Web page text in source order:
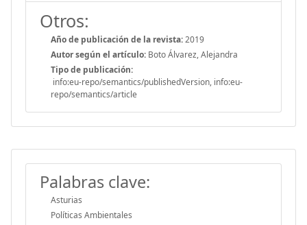
Otros:
Año de publicación de la revista:2019
Autor según el artículo: Boto Álvarez, Alejandra
Tipo de publicación:
info:eu-repo/semantics/publishedVersion, info:eu-
repo/semantics/article
Palabras clave:
Asturias
Políticas Ambientales